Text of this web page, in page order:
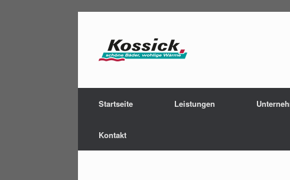
Startseite Leistungen
Kontakt